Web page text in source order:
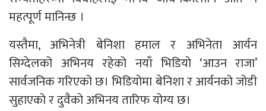
महत्पूर्ण मानिन्छ ।
यस्तैमा, अभिनेत्री बेनिशा हमाल र अभिनेता आर्यन
सिग्देलको अभिनय रहेको नयाँ भिडियो ‘आउन राजा’
सार्वजनिक गरिएको छ। भिडियोमा बेनिशा र आर्यनको जोडी
सुहाएको र दुवैको अभिनय तारिफ योग्य छ।